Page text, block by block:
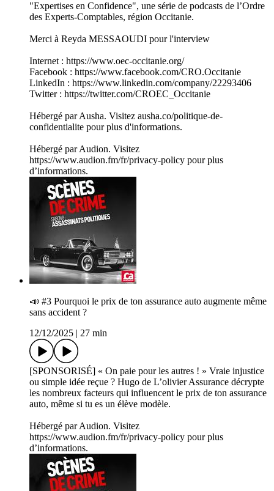
"Expertises en Confidence", une série de podcasts de l’Ordre
des Experts-Comptables, région Occitanie.
Merci à Reyda MESSAOUDI pour l'interview
Internet : https://www.oec-occitanie.org/
Facebook : https://www.facebook.com/CRO.Occitanie
LinkedIn : https://www.linkedin.com/company/22293406
Twitter : https://twitter.com/CROEC_Occitanie
Hébergé par Ausha. Visitez ausha.co/politique-de-
confidentialite pour plus d'informations.
Hébergé par Audion. Visitez
https://www.audion.fm/fr/privacy-policy pour plus
d’informations.
📣 #3 Pourquoi le prix de ton assurance auto augmente même
sans accident ?
12/12/2025
27 min
[SPONSORISÉ] « On paie pour les autres ! » Vraie injustice
ou simple idée reçue ? Hugo de L’olivier Assurance décrypte
les nombreux facteurs qui influencent le prix de ton assurance
auto, même si tu es un élève modèle.
Hébergé par Audion. Visitez
https://www.audion.fm/fr/privacy-policy pour plus
d’informations.